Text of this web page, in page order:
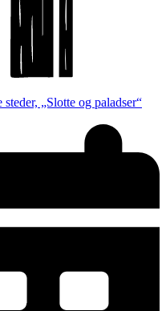
„Slotte og paladser“